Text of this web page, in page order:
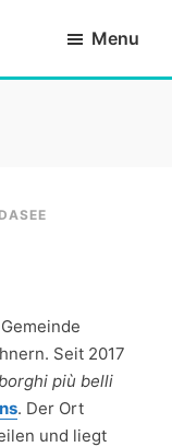
Menu
Seit 2017
più belli
. Der Ort
und liegt